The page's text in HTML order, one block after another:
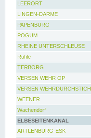
LEERORT
LINGEN-DARME
PAPENBURG
POGUM
RHEINE UNTERSCHLEUSE
Rühle
TERBORG
VERSEN WEHR OP
VERSEN WEHRDURCHSTICH
WEENER
Wachendorf
ELBESEITENKANAL
ARTLENBURG-ESK